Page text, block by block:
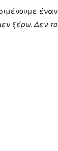
έναν
ξέρω. Δεν το